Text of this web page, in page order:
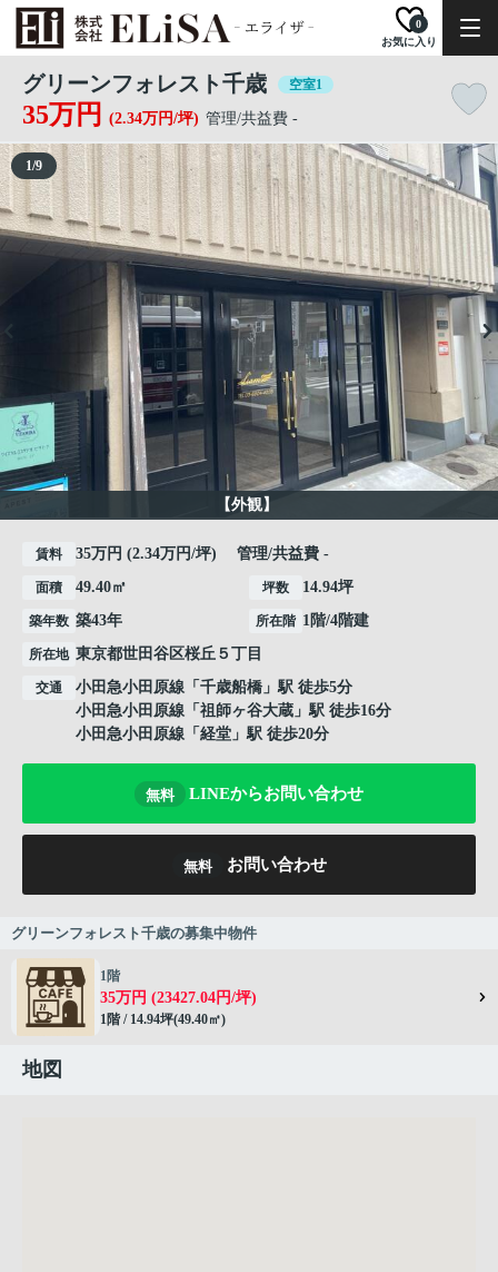
お気に入り
0
グリーンフォレスト千歳 空室1
35万円 (2.34万円/坪) 管理/共益費 -
【外観】
1/9
賃料 35万円 (2.34万円/坪) 管理/共益費 -
面積 49.40㎡ 坪数 14.94坪
築年数 築43年 所在階 1階/4階建
所在地 東京都世田谷区桜丘 ５丁目
交通 小田急小田原線 「 千歳船橋 」駅 徒歩5分
小田急小田原線 「 祖師ヶ谷大蔵 」駅 徒歩16分
小田急小田原線 「 経堂 」駅 徒歩20分
無料 LINEからお問い合わせ
無料 お問い合わせ
グリーンフォレスト千歳の募集中物件
1階
35万円 (23427.04円/坪)
1階 / 14.94坪(49.40㎡)
地図